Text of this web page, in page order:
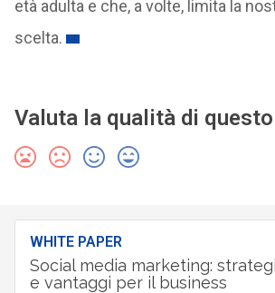
età adulta e che, a volte, limita la
scelta.
Valuta la qualità di
WHITE PAPER
Social media marketing:
e vantaggi per il business